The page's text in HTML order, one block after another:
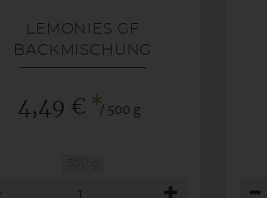
LEMONIES GF
BACKMISCHUNG
4,49 € */ 500 g